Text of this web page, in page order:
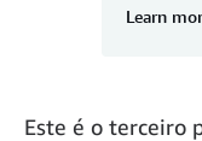
Learn
Este é o terceiro